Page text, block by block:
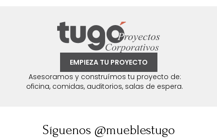
EMPIEZA TU PROYECTO
Asesoramos y construímos tu proyecto de:
oficina, comidas, auditorios, salas de espera.
Síguenos @mueblestugo